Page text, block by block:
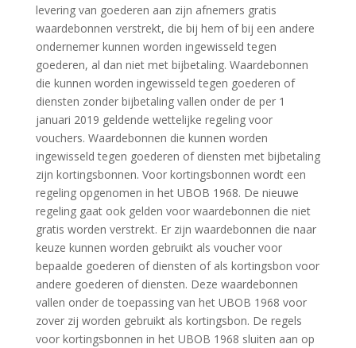
levering van goederen aan zijn afnemers gratis
waardebonnen verstrekt, die bij hem of bij een andere
ondernemer kunnen worden ingewisseld tegen
goederen, al dan niet met bijbetaling. Waardebonnen
die kunnen worden ingewisseld tegen goederen of
diensten zonder bijbetaling vallen onder de per 1
januari 2019 geldende wettelijke regeling voor
vouchers. Waardebonnen die kunnen worden
ingewisseld tegen goederen of diensten met bijbetaling
zijn kortingsbonnen. Voor kortingsbonnen wordt een
regeling opgenomen in het UBOB 1968. De nieuwe
regeling gaat ook gelden voor waardebonnen die niet
gratis worden verstrekt. Er zijn waardebonnen die naar
keuze kunnen worden gebruikt als voucher voor
bepaalde goederen of diensten of als kortingsbon voor
andere goederen of diensten. Deze waardebonnen
vallen onder de toepassing van het UBOB 1968 voor
zover zij worden gebruikt als kortingsbon. De regels
voor kortingsbonnen in het UBOB 1968 sluiten aan op